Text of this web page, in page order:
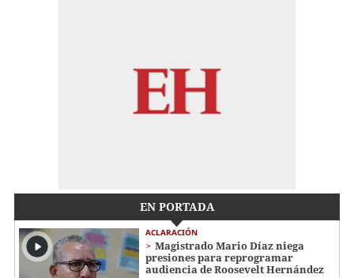
EN PORTADA
ACLARACIÓN
Magistrado Mario Díaz niega
presiones para reprogramar
audiencia de Roosevelt Hernández